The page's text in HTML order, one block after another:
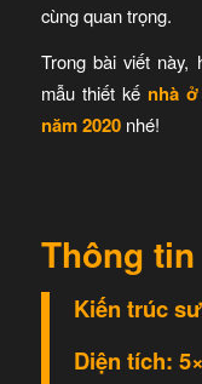
cùng quan trọng.
Trong bài viết này,
mẫu thiết kế nhà
năm 2020nhé!
Thông
Kiến trúc
Diện tích: